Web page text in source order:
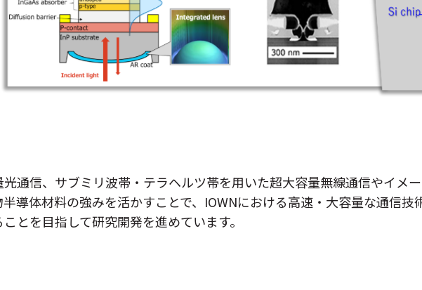
通信、サブミリ波帯・テラヘルツ帯を用いた超大容量無線通信やイメ
導体材料の強みを活かすことで、IOWNにおける高速・大容量な通信技
とを目指して研究開発を進めています。